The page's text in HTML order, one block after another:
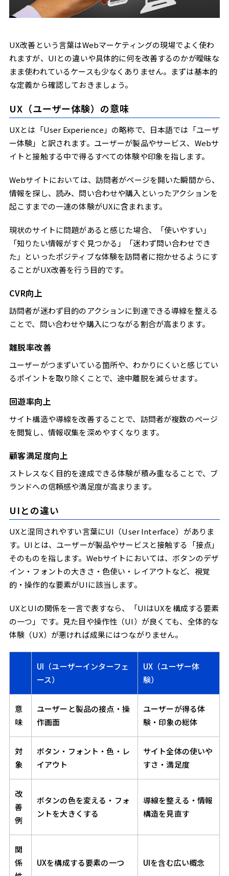
CVR（コンバージョン率）
直帰率
フォーム到達率
UX改善の基本ステップ
現状把握：データとユーザー行動の可視化
課題の特定：どこで離脱・つまずきが起きているか
実施と検証：A/Bテストや定性調査で効果を測る
ヒートマップ
定性分析
UX改善でよく使われる手法
アクセス解析（GA4など）
ヒートマップ分析
VOC分析
ユーザーインタビュー・ユーザビリティテスト
ペルソナ・カスタマージャーニーマップ
BtoBサイトでUX改善を進めるときに押さえたいポ
イント
「情報を探させない」導線を作る
UX改善で見落とされがちな「リアルタイムの接点」
関心が高まった瞬間の離脱が成果を大きく左右する
まとめ
UX改善という言葉はWebマーケティングの現場でよく使わ
れますが、UIとの違いや具体的に何を改善するのかが曖昧な
まま使われているケースも少なくありません。まずは基本的
な定義から確認しておきましょう。
UX（ユーザー体験）の意味
UXとは「User Experience」の略称で、日本語では「ユーザ
ー体験」と訳されます。ユーザーが製品やサービス、Webサ
イトと接触する中で得るすべての体験や印象を指します。
Webサイトにおいては、訪問者がページを開いた瞬間から、
情報を探し、読み、問い合わせや購入といったアクションを
起こすまでの一連の体験がUXに含まれます。
現状のサイトに問題があると感じた場合、「使いやすい」
「知りたい情報がすぐ見つかる」「迷わず問い合わせでき
た」といったポジティブな体験を訪問者に抱かせるようにす
ることがUX改善を行う目的です。
CVR向上
訪問者が迷わず目的のアクションに到達できる導線を整える
ことで、問い合わせや購入につながる割合が高まります。
離脱率改善
ユーザーがつまずいている箇所や、わかりにくいと感じてい
るポイントを取り除くことで、途中離脱を減らせます。
回遊率向上
サイト構造や導線を改善することで、訪問者が複数のページ
を閲覧し、情報収集を深めやすくなります。
顧客満足度向上
ストレスなく目的を達成できる体験が積み重なることで、ブ
ランドへの信頼感や満足度が高まります。
UIとの違い
UXと混同されやすい言葉にUI（User Interface）がありま
す。UIとは、ユーザーが製品やサービスと接触する「接点」
そのものを指します。Webサイトにおいては、ボタンのデザ
イン・フォントの大きさ・色使い・レイアウトなど、視覚
的・操作的な要素がUIに該当します。
UXとUIの関係を一言で表すなら、「UIはUXを構成する要素
の一つ」です。見た目や操作性（UI）が良くても、全体的な
体験（UX）が悪ければ成果にはつながりません。
UI（ユーザーインターフェ
ース）
UX（ユーザー体
験）
意
味
ユーザーと製品の接点・操
作画面
ユーザーが得る体
験・印象の総体
対
象
ボタン・フォント・色・レ
イアウト
サイト全体の使いや
すさ・満足度
改
善
例
ボタンの色を変える・フォ
ントを大きくする
導線を整える・情報
構造を見直す
関
係
UXを構成する要素の一つ UIを含む広い概念